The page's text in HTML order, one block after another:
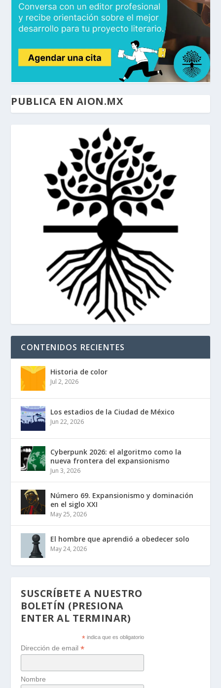
PUBLICA EN AION.MX
CONTENIDOS RECIENTES
Historia de color
Jul 2, 2026
Los estadios de la Ciudad de México
Jun 22, 2026
Cyberpunk 2026: el algoritmo como la
nueva frontera del expansionismo
Jun 3, 2026
Número 69. Expansionismo y dominación
en el siglo XXI
May 25, 2026
El hombre que aprendió a obedecer solo
May 24, 2026
SUSCRÍBETE A NUESTRO
BOLETÍN (PRESIONA
ENTER AL TERMINAR)
* indica que es obligatorio
Dirección de email*
Nombre